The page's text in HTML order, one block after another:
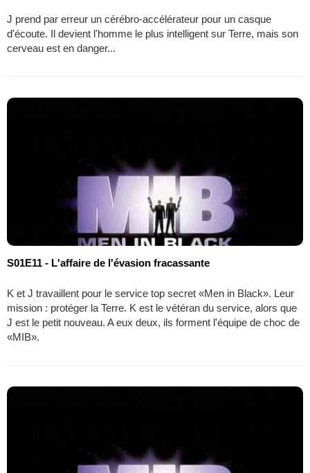
J prend par erreur un cérébro-accélérateur pour un casque
d'écoute. Il devient l'homme le plus intelligent sur Terre, mais son
cerveau est en danger...
S01E11 - L'affaire de l'évasion fracassante
K et J travaillent pour le service top secret «Men in Black». Leur
mission : protéger la Terre. K est le vétéran du service, alors que
J est le petit nouveau. A eux deux, ils forment l'équipe de choc de
«MIB».